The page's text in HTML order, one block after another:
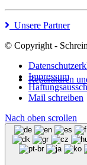
Reparaturen
Unsere Partner
© Copyright -
Impressum
Mail schreiben
Nach oben scrollen